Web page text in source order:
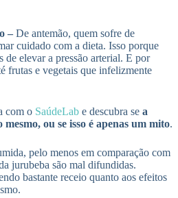
– De antemão, quem sofre de
cuidado com a dieta. Isso porque
de elevar a pressão arterial. E por
frutas e vegetais que infelizmente
com o SaúdeLab e descubra se a
ou se isso é apenas um mito.
pelo menos em comparação com
jurubeba são mal difundidas.
bastante receio quanto aos efeitos